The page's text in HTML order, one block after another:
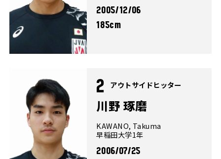
2005/12/06
185cm
2 アウトサイドヒッター
川野 琢磨
KAWANO, Takuma
早稲田大学1年
2006/07/25